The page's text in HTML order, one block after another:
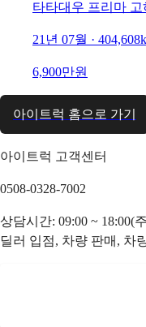
타타대우 프리마 고
21년 07월 ·
6,900만원
아이트럭 홈으로 가기
아이트럭 고객센터
0508-0328-7002
상담시간: 09:00 ~ 18:00(
딜러 입점, 차량 판매, 차